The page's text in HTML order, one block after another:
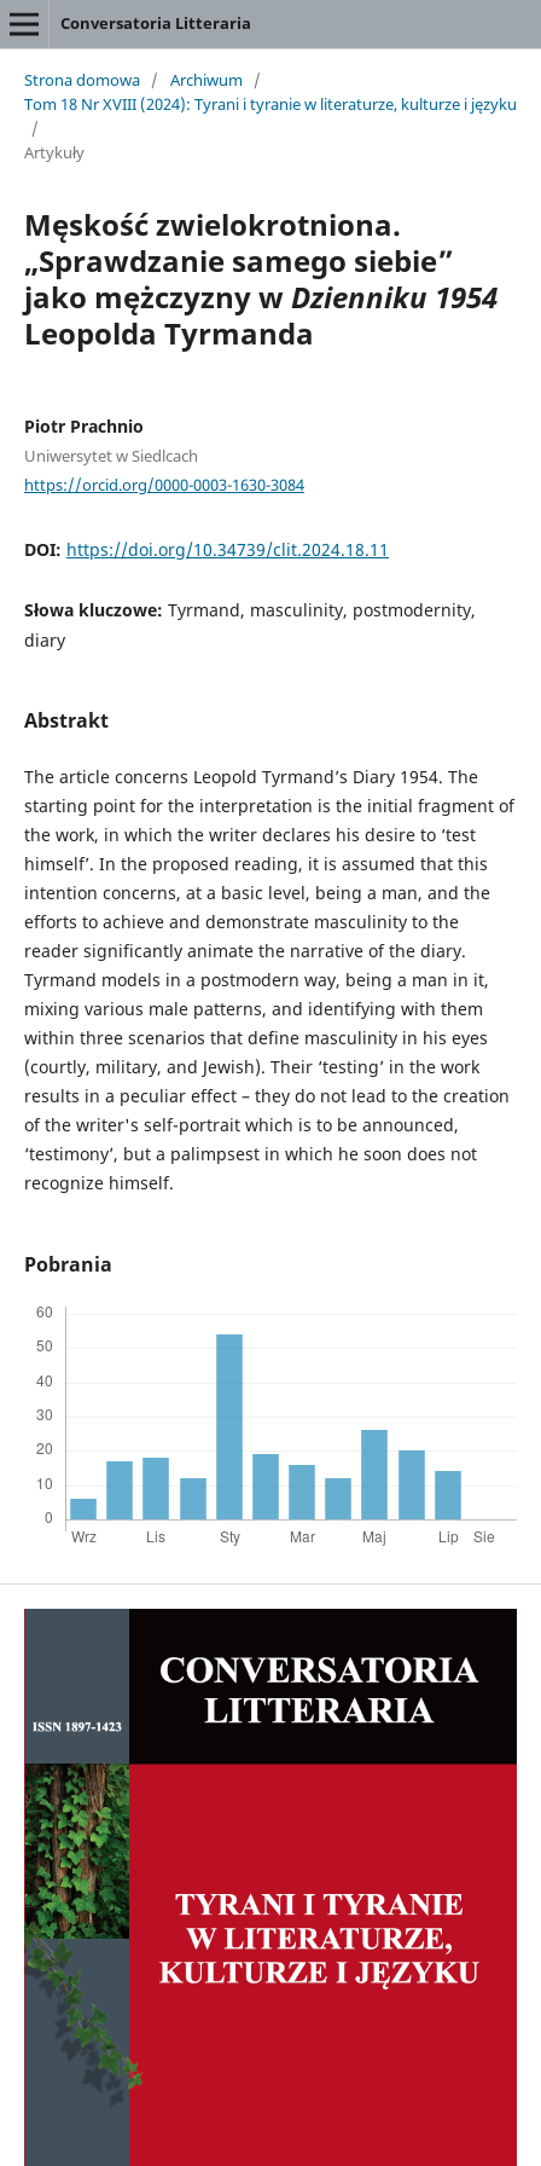
Conversatoria Litteraria
Strona domowa / Archiwum /
Tom 18 Nr XVIII (2024): Tyrani i tyranie w literaturze, kulturze i języku
/
Artykuły
Męskość zwielokrotniona.
„Sprawdzanie samego siebie”
jako mężczyzny wDzienniku 1954
Leopolda Tyrmanda
Piotr Prachnio
Uniwersytet w Siedlcach
https://orcid.org/0000-0003-1630-3084
DOI: https://doi.org/10.34739/clit.2024.18.11
Słowa kluczowe: Tyrmand, masculinity, postmodernity,
diary
Abstrakt
The article concerns Leopold Tyrmand’s Diary 1954. The
starting point for the interpretation is the initial fragment of
the work, in which the writer declares his desire to ‘test
himself’. In the proposed reading, it is assumed that this
intention concerns, at a basic level, being a man, and the
efforts to achieve and demonstrate masculinity to the
reader significantly animate the narrative of the diary.
Tyrmand models in a postmodern way, being a man in it,
mixing various male patterns, and identifying with them
within three scenarios that define masculinity in his eyes
(courtly, military, and Jewish). Their ‘testing’ in the work
results in a peculiar effect – they do not lead to the creation
of the writer's self-portrait which is to be announced,
‘testimony’, but a palimpsest in which he soon does not
recognize himself.
Pobrania